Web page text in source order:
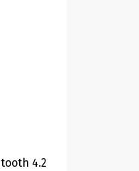
4.2